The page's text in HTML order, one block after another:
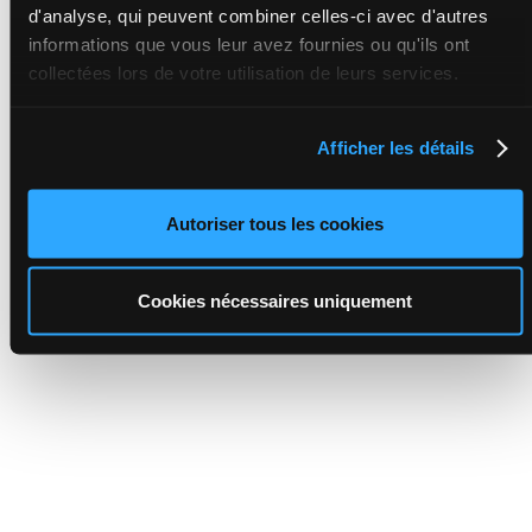
d'analyse, qui peuvent combiner celles-ci avec d'autres
informations que vous leur avez fournies ou qu'ils ont
collectées lors de votre utilisation de leurs services.
Afficher les détails
Autoriser tous les cookies
Cookies nécessaires uniquement